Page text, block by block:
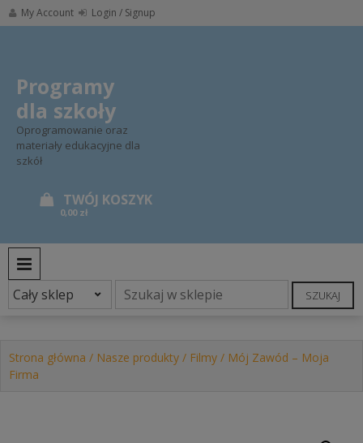
Skip
to
My Account Login / Signup
Programy
dla szkoły
Oprogramowanie oraz
materiały edukacyjne dla
szkół
0,00 zł
SZUKAJ
Strona główna / Nasze produkty / Filmy / Mój Zawód – Moja
Firma